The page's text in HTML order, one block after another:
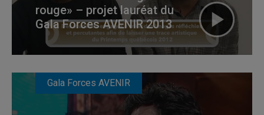
rouge» – projet lauréat du
Gala Forces AVENIR 2013
Gala Forces AVENIR